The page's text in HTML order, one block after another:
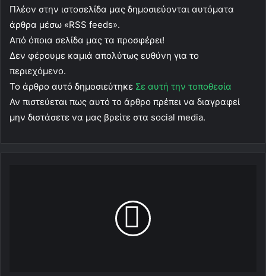
Πλέον στην ιστοσελίδα μας δημοσιεύονται αυτόματα
άρθρα μέσω «RSS feeds».
Από όποια σελίδα μας τα προσφέρει!
Δεν φέρουμε καμιά απολύτως ευθύνη για το
περιεχόμενο.
Το άρθρο αυτό δημοσιεύτηκε Σε αυτή την τοποθεσία
Αν πιστεύεται πως αυτό το άρθρο πρέπει να διαγραφεί
μην διστάσετε να μας βρείτε στα social media.